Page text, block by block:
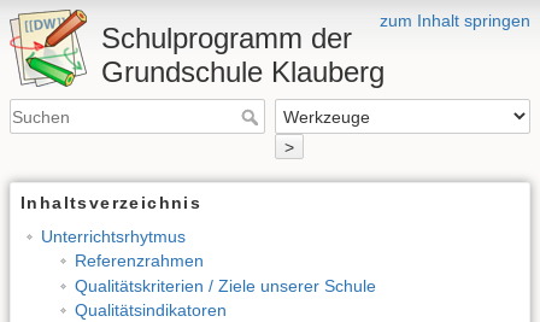
zum Inhalt springen
Schulprogramm der
Grundschule Klauberg
>
Inhaltsverzeichnis
Unterrichtsrhytmus
Referenzrahmen
Qualitätskriterien / Ziele unserer Schule
Qualitätsindikatoren